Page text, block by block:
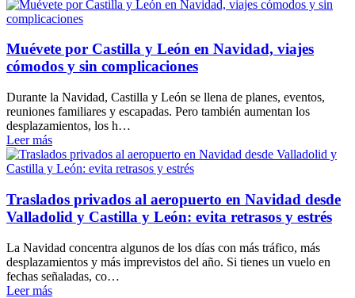
Muévete por Castilla y León en Navidad, viajes
cómodos y sin complicaciones
Durante la Navidad, Castilla y León se llena de planes, eventos,
reuniones familiares y escapadas. Pero también aumentan los
desplazamientos, los h…
Leer más
Traslados privados al aeropuerto en Navidad desde
Valladolid y Castilla y León: evita retrasos y estrés
La Navidad concentra algunos de los días con más tráfico, más
desplazamientos y más imprevistos del año. Si tienes un vuelo en
fechas señaladas, co…
Leer más